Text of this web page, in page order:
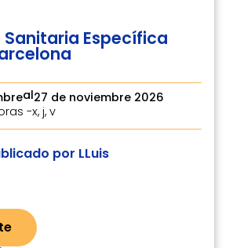
Sanitaria Específica
en Barcelona
horas -
al 30 de octubre 2026
Publicado por LLuis